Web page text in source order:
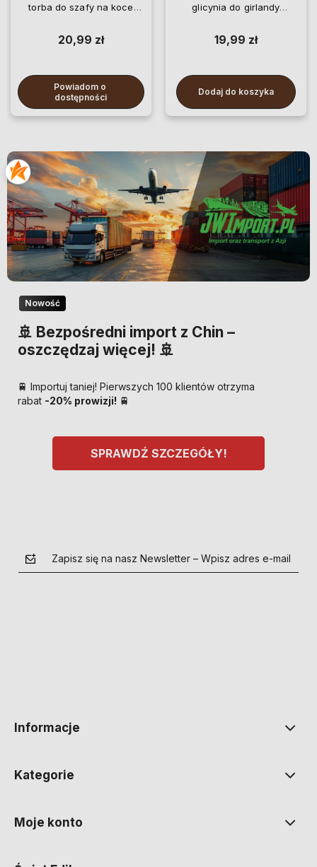
torba do szafy na koce
20,99 zł
Powiadom o
dostępności
glicynia do girlandy
19,99 zł
Dodaj do koszyka
Nowość
🚢 Bezpośredni import z Chin –
oszczędzaj więcej! 🚢
🚆 Importuj taniej! Pierwszych 100 klientów otrzyma
rabat -20% prowizji! 🚆
SPRAWDŹ SZCZEGÓŁY!
Zapisz się na nasz Newsletter – Wpisz adres e-mail
Informacje
Kategorie
Moje konto